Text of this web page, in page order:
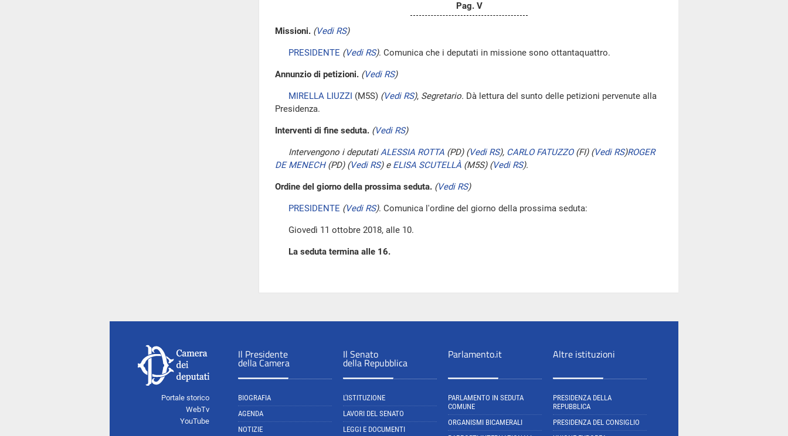
Pag. V
Missioni. (Vedi RS)
PRESIDENTE (Vedi RS). Comunica che i deputati in missione sono ottantaquattro.
Annunzio di petizioni. (Vedi RS)
MIRELLA LIUZZI (M5S) (Vedi RS), Segretario. Dà lettura del sunto delle petizioni pervenute alla
Presidenza.
Interventi di fine seduta. (Vedi RS)
Intervengono i deputatiALESSIA ROTTA (PD) (Vedi RS), CARLO FATUZZO(FI) (Vedi RS)ROGER
DE MENECH(PD) (Vedi RS)e ELISA SCUTELLÀ (M5S) (Vedi RS).
Ordine del giorno della prossima seduta. (Vedi RS)
PRESIDENTE (Vedi RS). Comunica l'ordine del giorno della prossima seduta:
Giovedì 11 ottobre 2018, alle 10.
La seduta termina alle 16.
Portale storico
WebTv
YouTube
Il Presidente
della Camera
BIOGRAFIA
AGENDA
NOTIZIE
Il Senato
della Repubblica
L'ISTITUZIONE
LAVORI DEL SENATO
LEGGI E DOCUMENTI
Parlamento.it
PARLAMENTO IN SEDUTA
COMUNE
ORGANISMI BICAMERALI
Altre istituzioni
PRESIDENZA DELLA
REPUBBLICA
PRESIDENZA DEL CONSIGLIO